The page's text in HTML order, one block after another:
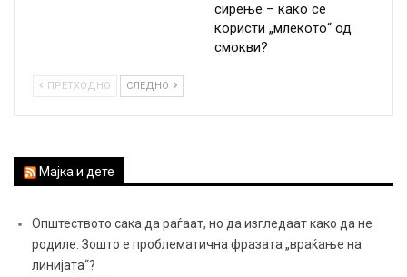
сирење – како се
користи „млекото“ од
смокви?
ПРЕТХОДНО СЛЕДНО
Мајка и дете
Општеството сака да раѓаат, но да изгледаат како да не
родиле: Зошто е проблематична фразата „враќање на
линијата“?